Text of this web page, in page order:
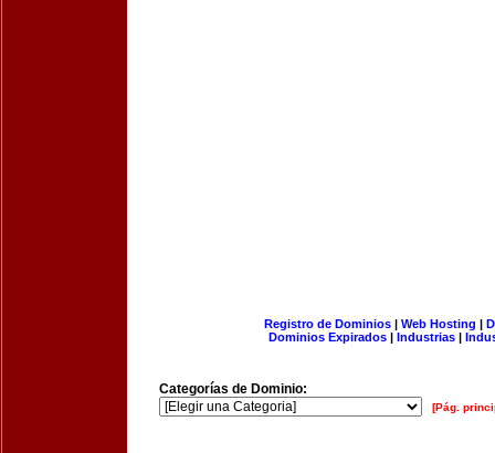
Registro de Dominios| Web Hosting |
Dominios Expirados | Industrias |
Categorías de Dominio:
[Pág.